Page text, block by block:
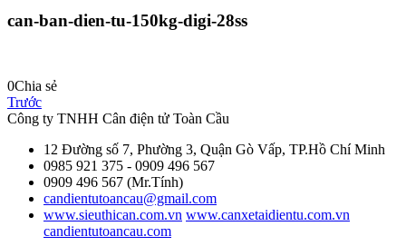
can-ban-dien-tu-150kg-digi-28ss
0Chia sẻ
Trước
Công ty TNHH Cân điện tử Toàn Cầu
12 Đường số 7, Phường 3, Quận Gò Vấp, TP.Hồ Chí Minh
0985 921 375 - 0909 496 567
0909 496 567 (Mr.Tính)
candientutoancau@gmail.com
www.sieuthican.com.vn www.canxetaidientu.com.vn
candientutoancau.com